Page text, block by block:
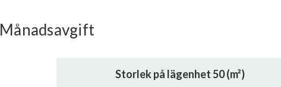
Månadsavgift
Storlek på lägenhet50(m²)